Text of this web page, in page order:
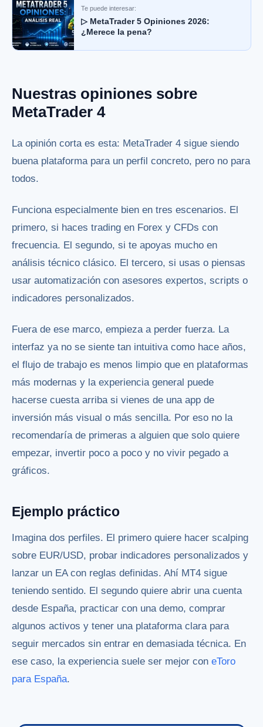
Te puede interesar:
▷ MetaTrader 5 Opiniones 2026:
¿Merece la pena?
Nuestras opiniones sobre
MetaTrader 4
La opinión corta es esta: MetaTrader 4 sigue siendo
buena plataforma para un perfil concreto, pero no para
todos.
Funciona especialmente bien en tres escenarios. El
primero, si haces trading en Forex y CFDs con
frecuencia. El segundo, si te apoyas mucho en
análisis técnico clásico. El tercero, si usas o piensas
usar automatización con asesores expertos, scripts o
indicadores personalizados.
Fuera de ese marco, empieza a perder fuerza. La
interfaz ya no se siente tan intuitiva como hace años,
el flujo de trabajo es menos limpio que en plataformas
más modernas y la experiencia general puede
hacerse cuesta arriba si vienes de una app de
inversión más visual o más sencilla. Por eso no la
recomendaría de primeras a alguien que solo quiere
empezar, invertir poco a poco y no vivir pegado a
gráficos.
Ejemplo práctico
Imagina dos perfiles. El primero quiere hacer scalping
sobre EUR/USD, probar indicadores personalizados y
lanzar un EA con reglas definidas. Ahí MT4 sigue
teniendo sentido. El segundo quiere abrir una cuenta
desde España, practicar con una demo, comprar
algunos activos y tener una plataforma clara para
seguir mercados sin entrar en demasiada técnica. En
ese caso, la experiencia suele ser mejor con eToro
para España.